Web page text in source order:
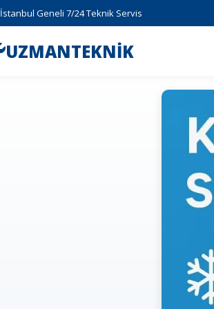
İstanbul Geneli 7/24 Teknik Servis
UZMANTEKNİK